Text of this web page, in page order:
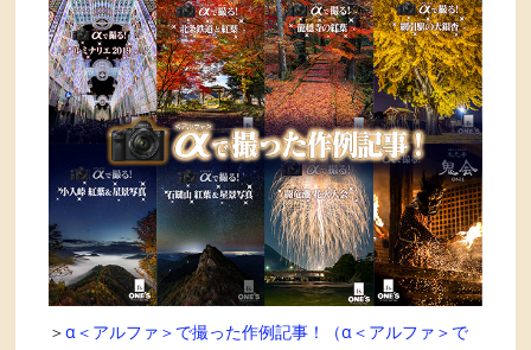
＞α＜アルファ＞で撮った作例記事！（α＜アルファ＞で